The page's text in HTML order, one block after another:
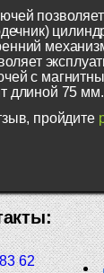
с
длиной 75
пройдите
62